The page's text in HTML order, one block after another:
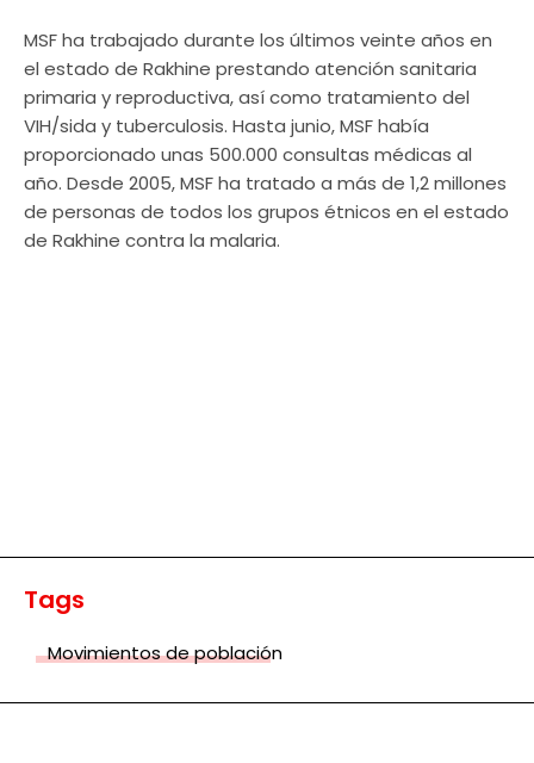
MSF ha trabajado durante los últimos veinte años en
el estado de Rakhine prestando atención sanitaria
primaria y reproductiva, así como tratamiento del
VIH/sida y tuberculosis. Hasta junio, MSF había
proporcionado unas 500.000 consultas médicas al
año. Desde 2005, MSF ha tratado a más de 1,2 millones
de personas de todos los grupos étnicos en el estado
de Rakhine contra la malaria.
Tags
Movimientos de población